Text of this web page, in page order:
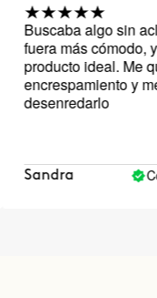
Buscaba algo sin
fuera más cómodo, y
producto ideal. Me
encrespamiento y me
desenredarlo
Sandra